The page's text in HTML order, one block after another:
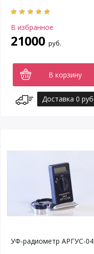
В избранное
21000 руб.
В корзину
Доставка 0 руб
УФ-радиометр АРГУС-04